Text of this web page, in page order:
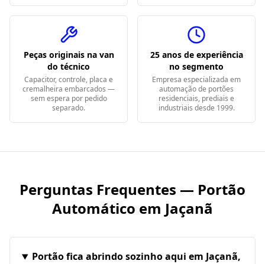
Peças originais na van
do técnico
Capacitor, controle, placa e
cremalheira embarcados —
sem espera por pedido
separado.
25 anos de experiência
no segmento
Empresa especializada em
automação de portões
residenciais, prediais e
industriais desde 1999.
Perguntas Frequentes — Portão
Automático em Jaçanã
Portão fica abrindo sozinho aqui em Jaçanã,